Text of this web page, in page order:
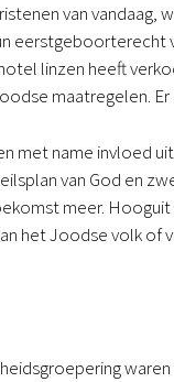
van
eerstgeboorterecht
linzen heeft
maatregelen.
met name invloed
van God en
meer.
het Joodse volk of